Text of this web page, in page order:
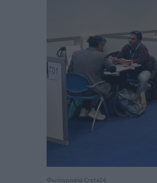
Φωτογραφία Creta24